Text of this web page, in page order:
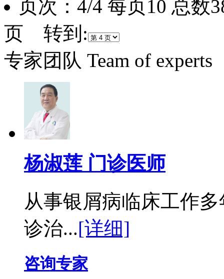
页次：4/4 每页10 总
页 转到:
专家团队 Team of experts
杨淑莲 门诊医师
从事银屑病临床工作
诊治...[详细]
咨询专家